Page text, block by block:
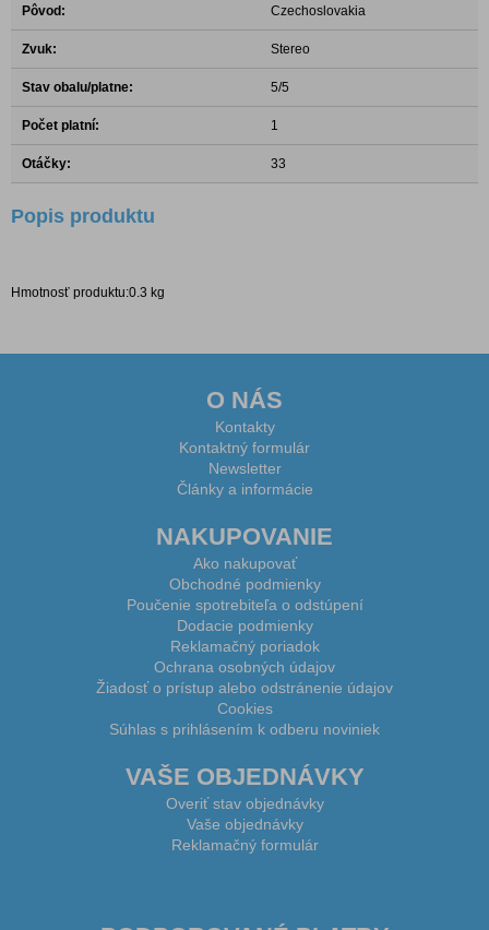
Pôvod: Czechoslovakia
Zvuk: Stereo
Stav obalu/platne: 5/5
Počet platní: 1
Otáčky: 33
Popis produktu
Hmotnosť produktu:0.3 kg
O NÁS
Kontakty
Kontaktný formulár
Newsletter
Články a informácie
NAKUPOVANIE
Ako nakupovať
Obchodné podmienky
Poučenie spotrebiteľa o odstúpení
Dodacie podmienky
Reklamačný poriadok
Ochrana osobných údajov
Žiadosť o prístup alebo odstránenie údajov
Cookies
Súhlas s prihlásením k odberu noviniek
VAŠE OBJEDNÁVKY
Overiť stav objednávky
Vaše objednávky
Reklamačný formulár